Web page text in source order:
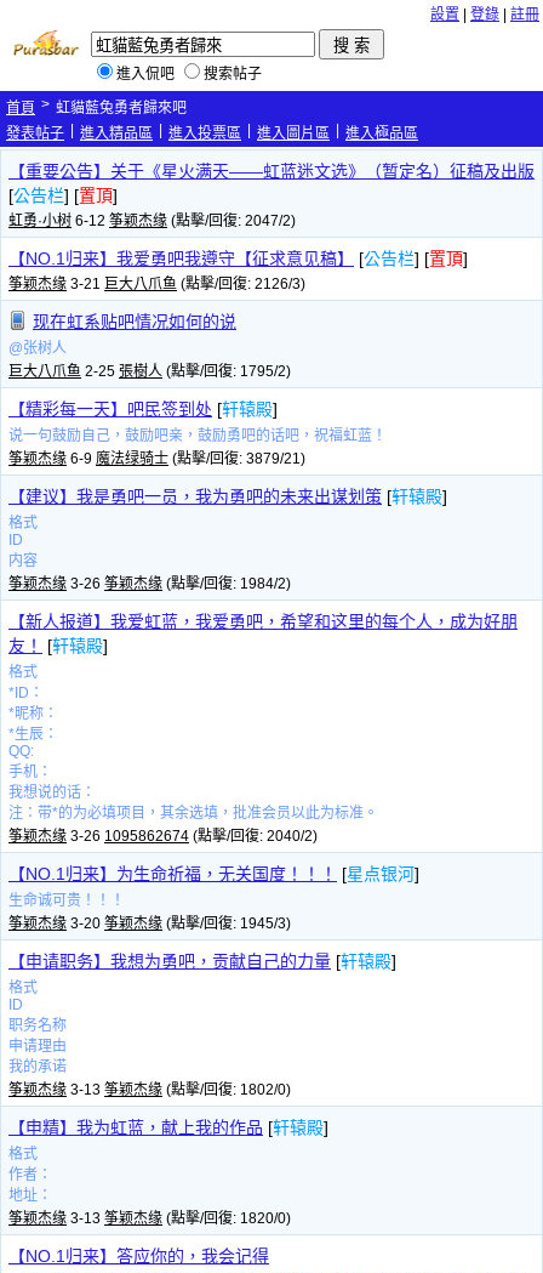
設置 登錄 註冊
進入侃吧
搜索帖子
首頁 > 虹貓藍兔勇者歸來吧
發表帖子
進入精品區 進入投票區 進入圖片區 進入極品區
【重要公告】关于《星火满天——虹蓝迷文选》（暂定名）征稿及出版
[公告栏] [置頂]
虹勇·小树 6-12 筝颖杰缘 (點擊/回復: 2047/2)
【NO.1归来】我爱勇吧我遵守【征求意见稿】 [公告栏] [置頂]
筝颖杰缘 3-21 巨大八爪鱼 (點擊/回復: 2126/3)
现在虹系贴吧情况如何的说
@张树人
巨大八爪鱼 2-25 張樹人 (點擊/回復: 1795/2)
【精彩每一天】吧民签到处 [轩辕殿]
说一句鼓励自己，鼓励吧亲，鼓励勇吧的话吧，祝福虹蓝！
筝颖杰缘 6-9 魔法绿骑士 (點擊/回復: 3879/21)
【建议】我是勇吧一员，我为勇吧的未来出谋划策 [轩辕殿]
格式
ID
内容
筝颖杰缘 3-26 筝颖杰缘 (點擊/回復: 1984/2)
【新人报道】我爱虹蓝，我爱勇吧，希望和这里的每个人，成为好朋
友！
[轩辕殿]
格式
*ID：
*昵称：
*生辰：
QQ:
手机：
我想说的话：
注：带*的为必填项目，其余选填，批准会员以此为标准。
筝颖杰缘 3-26 1095862674 (點擊/回復: 2040/2)
【NO.1归来】为生命祈福，无关国度！！！ [星点银河]
生命诚可贵！！！
筝颖杰缘 3-20 筝颖杰缘 (點擊/回復: 1945/3)
【申请职务】我想为勇吧，贡献自己的力量 [轩辕殿]
格式
ID
职务名称
申请理由
我的承诺
筝颖杰缘 3-13 筝颖杰缘 (點擊/回復: 1802/0)
【申精】我为虹蓝，献上我的作品 [轩辕殿]
格式
作者：
地址：
筝颖杰缘 3-13 筝颖杰缘 (點擊/回復: 1820/0)
【NO.1归来】答应你的，我会记得